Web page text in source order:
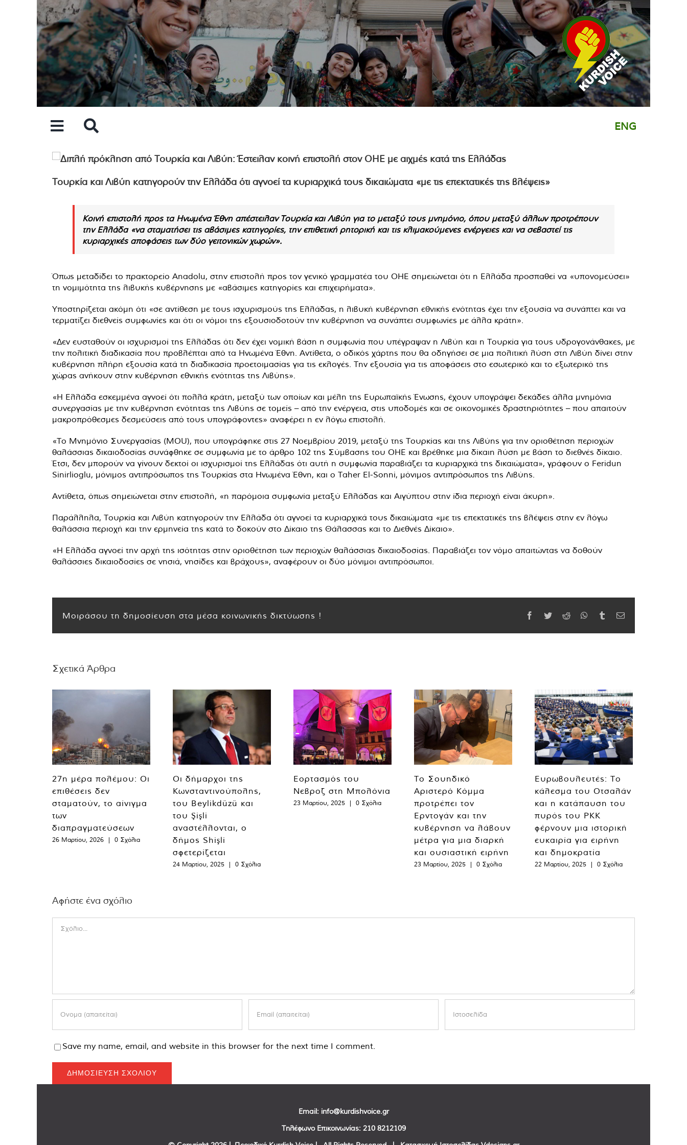
ENG
Τουρκία και Λιβύη κατηγορούν την Ελλάδα ότι αγνοεί τα κυριαρχικά τους δικαιώματα «με τις επεκτατικές της βλέψεις»
Κοινή επιστολή προς τα Ηνωμένα Έθνη απέστειλανΤουρκίακαι Λιβύη για το μεταξύ τους μνημόνιο, όπου μεταξύ άλλων προτρέπουν
την Ελλάδα «να σταματήσει τις αβάσιμες κατηγορίες, την επιθετική ρητορική και τις κλιμακούμενες ενέργειες και να σεβαστεί τις
κυριαρχικές αποφάσεις των δύο γειτονικών χωρών».
Όπως μεταδίδει το πρακτορείο Anadolu, στην επιστολή προς τον γενικό γραμματέα του ΟΗΕ σημειώνεται ότι η Ελλάδα προσπαθεί να «υπονομεύσει»
τη νομιμότητα της λιβυκής κυβέρνησης με «αβάσιμες κατηγορίες και επιχειρήματα».
Υποστηρίζεται ακόμη ότι «σε αντίθεση με τους ισχυρισμούς της Ελλάδας, η λιβυκή κυβέρνηση εθνικής ενότητας έχει την εξουσία να συνάπτει και να
τερματίζει διεθνείς συμφωνίες και ότι οι νόμοι της εξουσιοδοτούν την κυβέρνηση να συνάπτει συμφωνίες με άλλα κράτη».
«Δεν ευσταθούν οι ισχυρισμοί της Ελλάδας ότι δεν έχει νομική βάση η συμφωνία που υπέγραψαν η Λιβύη και η Τουρκία για τους υδρογονάνθακες, με
την πολιτική διαδικασία που προβλέπται από τα Ηνωμένα Έθνη. Αντίθετα, ο οδικός χάρτης που θα οδηγήσει σε μια πολιτική λύση στη Λιβύη δίνει στην
κυβέρνηση πλήρη εξουσία κατά τη διαδικασία προετοιμασίας για τις εκλογές. Την εξουσία για τις αποφάσεις στο εσωτερικό και το εξωτερικό της
χώρας ανήκουν στην κυβέρνηση εθνικής ενότητας της Λιβύης».
«Η Ελλάδα εσκεμμένα αγνοεί ότι πολλά κράτη, μεταξύ των οποίων και μέλη της Ευρωπαϊκής Ένωσης, έχουν υπογράψει δεκάδες άλλα μνημόνια
συνεργασίας με την κυβέρνηση ενότητας της Λιβύης σε τομείς – από την ενέργεια, στις υποδομές και σε οικονομικές δραστηριότητες – που απαιτούν
μακροπρόθεσμες δεσμεύσεις από τους υπογράφοντες» αναφέρει η εν λόγω επιστολή.
«Το Μνημόνιο Συνεργασίας (MOU), που υπογράφηκε στις 27 Νοεμβρίου 2019, μεταξύ της Τουρκίας και της Λιβύης για την οριοθέτηση περιοχών
θαλάσσιας δικαιοδοσίας συνάφθηκε σε συμφωνία με το άρθρο 102 της Σύμβασης του ΟΗΕ και βρέθηκε μια δίκαιη λύση με βάση το διεθνές δίκαιο.
Έτσι, δεν μπορούν να γίνουν δεκτοί οι ισχυρισμοί της Ελλάδας ότι αυτή η συμφωνία παραβιάζει τα κυριαρχικά της δικαιώματα», γράφουν ο Feridun
Sinirlioglu, μόνιμος αντιπρόσωπος της Τουρκίας στα Ηνωμένα Έθνη, και ο Taher El-Sonni, μόνιμος αντιπρόσωπος της Λιβύης.
Αντίθετα, όπως σημειώνεται στην επιστολή, «η παρόμοια συμφωνία μεταξύ Ελλάδας και Αιγύπτου στην ίδια περιοχή είναι άκυρη».
Παράλληλα, Τουρκία και Λιβύη κατηγορούν την Ελλάδα ότι αγνοεί τα κυριαρχικά τους δικαιώματα «με τις επεκτατικές της βλέψεις στην εν λόγω
θαλάσσια περιοχή και την ερμηνεία της κατά το δοκούν στο Δίκαιο της Θάλασσας και το Διεθνές Δίκαιο».
«Η Ελλάδα αγνοεί την αρχή της ισότητας στην οριοθέτηση των περιοχών θαλάσσιας δικαιοδοσίας. Παραβιάζει τον νόμο απαιτώντας να δοθούν
θαλάσσιες δικαιοδοσίες σε νησιά, νησίδες και βράχους», αναφέρουν οι δύο μόνιμοι αντιπρόσωποι.
Μοιράσου τη δημοσίευση στα μέσα κοινωνικής δικτύωσης ! Facebook
TwitterReddit WhatsApp
TumblrEmail
Σχετικά Άρθρα
27η μέρα πολέμου: Οι
επιθέσεις δεν
σταματούν, το αίνιγμα
των
διαπραγματεύσεων
26 Μαρτίου, 2026 | 0 Σχόλια
Οι δήμαρχοι της
Κωνσταντινούπολης,
του Beylikdüzü και
του Şişli
αναστέλλονται, ο
δήμος Shişli
σφετερίζεται
24 Μαρτίου, 2025 | 0 Σχόλια
Εορτασμός του
Νεβροζ στη Μπολόνια
23 Μαρτίου, 2025 | 0 Σχόλια
Το Σουηδικό
Αριστερό Κόμμα
προτρέπει τον
Ερντογάν και την
κυβέρνηση να λάβουν
μέτρα για μια διαρκή
και ουσιαστική ειρήνη
23 Μαρτίου, 2025 | 0 Σχόλια
Ευρωβουλευτές: Το
κάλεσμα του Οτσαλάν
και η κατάπαυση του
πυρός του PKK
φέρνουν μια ιστορική
ευκαιρία για ειρήνη
και δημοκρατία
22 Μαρτίου, 2025 | 0 Σχόλια
Αφήστε ένα σχόλιο
Save my name, email, and website in this browser for the next time I comment.
Email: info@kurdishvoice.gr
Τηλέφωνο Επικοινωνίας: 210 8212109